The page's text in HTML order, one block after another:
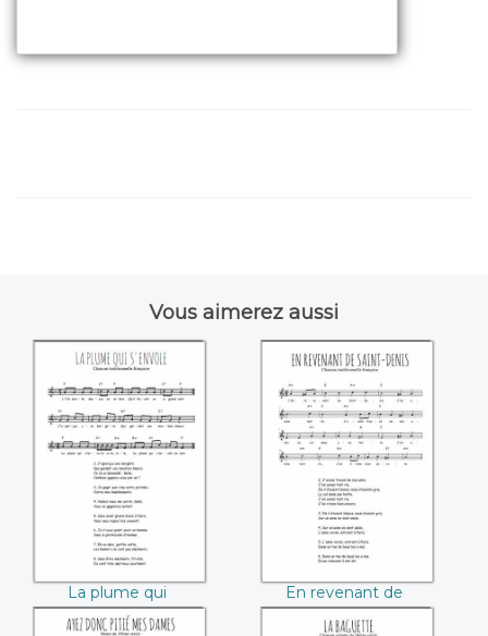
Vous aimerez aussi
La plume qui
s'envole
La plume qui
s'envole
En revenant de
Saint-Denis
En revenant de
Saint-Denis